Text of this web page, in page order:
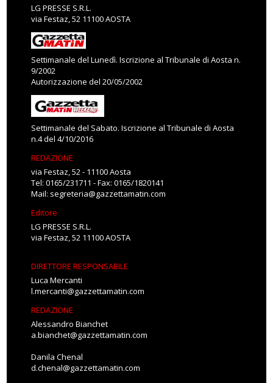
LG PRESSE S.R.L.
via Festaz, 52 11100 AOSTA
Settimanale del Lunedì. Iscrizione al Tribunale di Aosta n.
9/2002
Autorizzazione del 20/05/2002
Settimanale del Sabato. Iscrizione al Tribunale di Aosta
n.4 del 4/10/2016
REDAZIONE
via Festaz, 52 - 11100 Aosta
Tel: 0165/231711 - Fax: 0165/1820141
Mail: segreteria@gazzettamatin.com
Editore
LG PRESSE S.R.L.
via Festaz, 52 11100 AOSTA
DIRETTORE RESPONSABILE
Luca Mercanti
l.mercanti@gazzettamatin.com
REDAZIONE
Alessandro Bianchet
a.bianchet@gazzettamatin.com
Danila Chenal
d.chenal@gazzettamatin.com